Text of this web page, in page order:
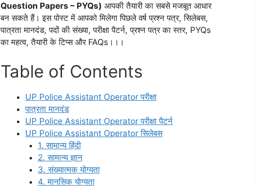
Question Papers – PYQs) आपकी तैयारी का सबसे मजबूत आधार
बन सकते हैं। इस पोस्ट में आपको मिलेगा पिछले वर्ष प्रश्न पत्र, सिलेबस,
पात्रता मानदंड, पदों की संख्या, परीक्षा पैटर्न, प्रश्न पत्र का स्तर, PYQs
का महत्व, तैयारी के टिप्स और FAQs।।।
Table of Contents
UP Police Assistant Operator परीक्षा
पात्रता मानदंड
UP Police Assistant Operator परीक्षा पैटर्न
UP Police Assistant Operator सिलेबस
1. सामान्य हिंदी
2. सामान्य ज्ञान
3. संख्यात्मक योग्यता
4. मानसिक योग्यता